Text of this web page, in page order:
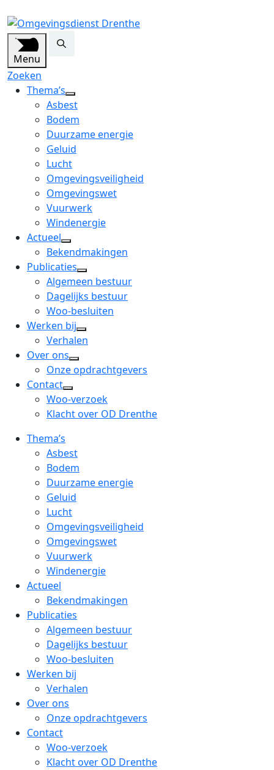
Menu
Zoeken
Thema’s
open
dropdown
menu
Asbest
Bodem
Duurzame energie
Geluid
Lucht
Omgevingsveiligheid
Omgevingswet
Vuurwerk
Windenergie
Actueel
open
dropdown
menu
Bekendmakingen
Publicaties
open
dropdown
menu
Algemeen bestuur
Dagelijks bestuur
Woo-besluiten
Werken bij
open
menu
Verhalen
Over ons
open
dropdown
menu
Onze opdrachtgevers
Contact
open
dropdown
Woo-verzoek
Klacht over OD Drenthe
Thema’s
Asbest
Bodem
Duurzame energie
Geluid
Lucht
Omgevingsveiligheid
Omgevingswet
Vuurwerk
Windenergie
Actueel
Bekendmakingen
Publicaties
Algemeen bestuur
Dagelijks bestuur
Woo-besluiten
Werken bij
Verhalen
Over ons
Onze opdrachtgevers
Contact
Woo-verzoek
Klacht over OD Drenthe